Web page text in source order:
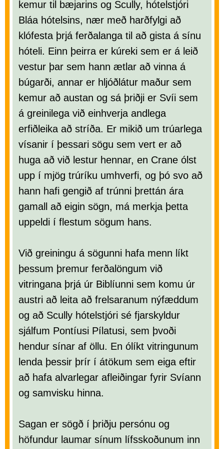
kemur til bæjarins og Scully, hótelstjóri
Bláa hótelsins, nær með harðfylgi að
klófesta þrjá ferðalanga til að gista á sínu
hóteli. Einn þeirra er kúreki sem er á leið
vestur þar sem hann ætlar að vinna á
búgarði, annar er hljóðlátur maður sem
kemur að austan og sá þriðji er Svíi sem
á greinilega við einhverja andlega
erfiðleika að stríða. Er mikið um trúarlega
vísanir í þessari sögu sem vert er að
huga að við lestur hennar, en Crane ólst
upp í mjög trúríku umhverfi, og þó svo að
hann hafi gengið af trúnni þrettán ára
gamall að eigin sögn, má merkja þetta
uppeldi í flestum sögum hans.
Við greiningu á sögunni hafa menn líkt
þessum þremur ferðalöngum við
vitringana þrjá úr Biblíunni sem komu úr
austri að leita að frelsaranum nýfæddum
og að Scully hótelstjóri sé fjarskyldur
sjálfum Pontíusi Pílatusi, sem þvoði
hendur sínar af öllu. En ólíkt vitringunum
lenda þessir þrír í átökum sem eiga eftir
að hafa alvarlegar afleiðingar fyrir Svíann
og samvisku hinna.
Sagan er sögð í þriðju persónu og
höfundur laumar sínum lífsskoðunum inn